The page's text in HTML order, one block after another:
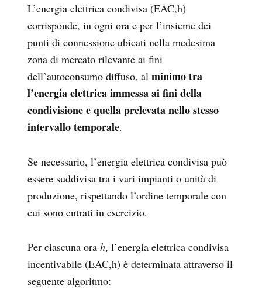
L’energia elettrica condivisa (EAC,h)
corrisponde, in ogni ora e per l’insieme dei
punti di connessione ubicati nella medesima
zona di mercato rilevante ai fini
dell’autoconsumo diffuso, al minimo tra
l’energia elettrica immessa ai fini della
condivisione e quella prelevata nello stesso
intervallo temporale.
Se necessario, l’energia elettrica condivisa può
essere suddivisa tra i vari impianti o unità di
produzione, rispettando l’ordine temporale con
cui sono entrati in esercizio.
Per ciascuna ora h, l’energia elettrica condivisa
incentivabile (EAC,h) è determinata attraverso il
seguente algoritmo: